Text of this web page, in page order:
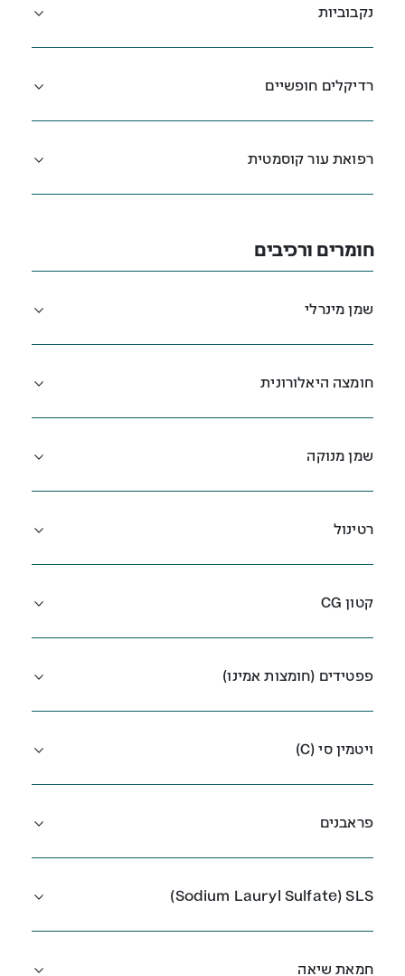
נקבוביות
רדיקלים חופשיים
רפואת עור קוסמטית
חומרים ורכיבים
שמן מינרלי
חומצה היאלורונית
שמן מנוקה
רטינול
קטון CG
פפטידים (חומצות אמינו)
ויטמין סי (C)
פראבנים
Sodium Lauryl Sulfate) SLS)
חמאת שיאה